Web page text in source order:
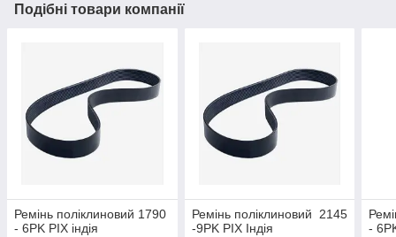
Подібні товари компанії
Ремінь поліклиновий 1790
- 6PK PIX індія
Ремінь поліклиновий 2145
-9PK PIX Індія
-